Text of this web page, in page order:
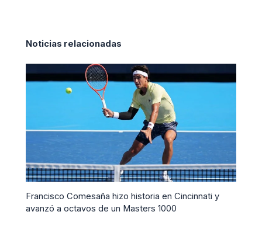
Noticias relacionadas
Francisco Comesaña hizo historia en Cincinnati y
avanzó a octavos de un Masters 1000